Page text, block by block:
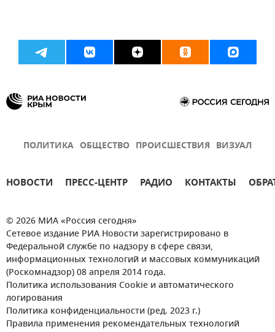
ПОЛИТИКА ОБЩЕСТВО ПРОИСШЕСТВИЯ ВИЗУАЛ
НОВОСТИ ПРЕСС-ЦЕНТР РАДИО КОНТАКТЫ
© 2026 МИА «Россия сегодня»
Сетевое издание РИА Новости зарегистрировано в
Федеральной службе по надзору в сфере связи,
информационных технологий и массовых коммуникаций
(Роскомнадзор) 08 апреля 2014 года.
Политика использования Cookie и автоматического
логирования
Политика конфиденциальности (ред. 2023 г.)
Правила применения рекомендательных технологий